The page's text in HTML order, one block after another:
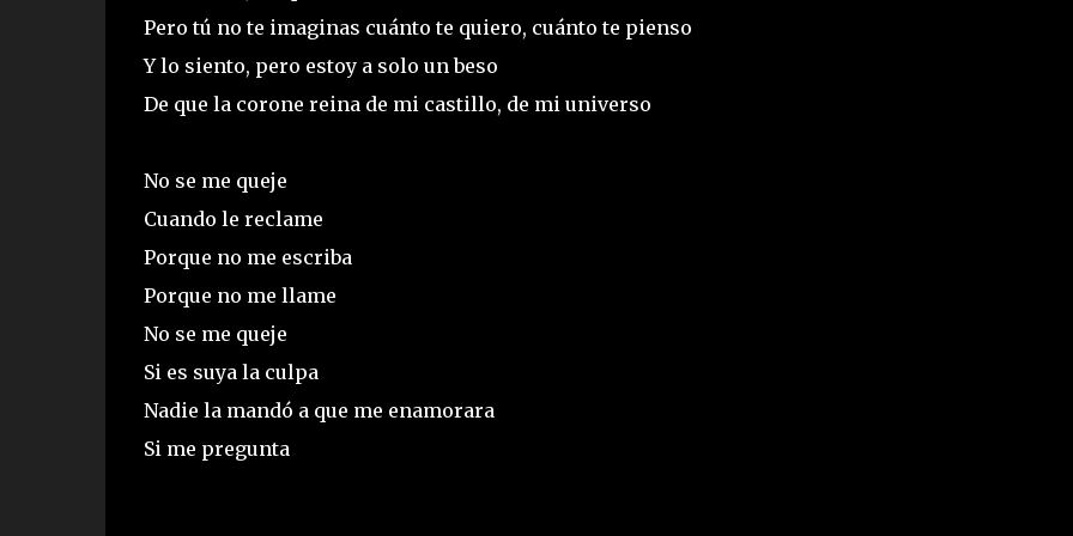
Pero tú no te imaginas cuánto te quiero, cuánto te pienso
Y lo siento, pero estoy a solo un beso
De que la corone reina de mi castillo, de mi universo
No se me queje
Cuando le reclame
Porque no me escriba
Porque no me llame
No se me queje
Si es suya la culpa
Nadie la mandó a que me enamorara
Si me pregunta